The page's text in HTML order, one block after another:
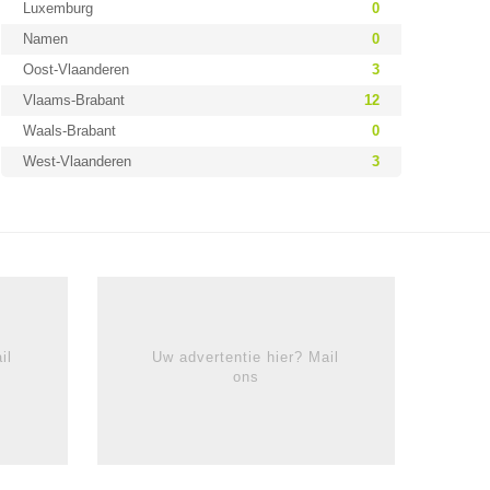
Luxemburg
0
Namen
0
Oost-Vlaanderen
3
Vlaams-Brabant
12
Waals-Brabant
0
West-Vlaanderen
3
Uw advertentie hier? Mail
ons